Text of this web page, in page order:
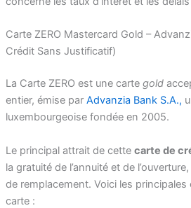
Carte ZERO Mastercard Gold –
Crédit Sans Justificatif)
La Carte ZERO est une carte gold
entier, émise par Advanzia Bank S.A.,
luxembourgeoise fondée en 2005.
Le principal attrait de cette carte de
la gratuité de l’annuité et de
de remplacement. Voici les
carte :